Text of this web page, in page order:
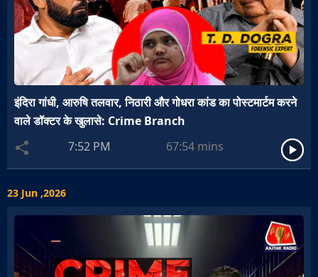
इंदिरा गांधी, आरुषि तलवार, निठारी और गोधरा कांड का पोस्टमार्टम करने
वाले डॉक्टर के खुलासे: Crime Branch
7:52 PM
67:54 mins
23 Jun ,2026